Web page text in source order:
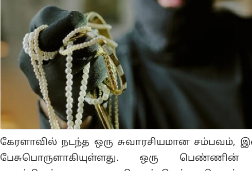
கேரளாவில் நடந்த ஒரு சுவாரசியமான சம்பவம்,
பேசுபொருளாகியுள்ளது. ஒரு பெண்ணின்